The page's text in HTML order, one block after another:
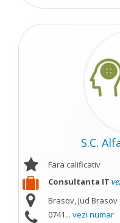
S.C.
Fara calificativ
Consultanta IT
Brasov, Jud Brasov
0741... vezi numar